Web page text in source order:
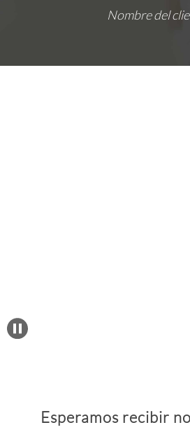
Nombre del
Esperamos recibir